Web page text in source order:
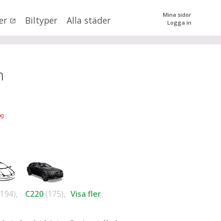
Biltyper Alla städer
Mina sidor
Logga in
0 kr tillmer än 500000
(alla)
C220(175), Visa fler